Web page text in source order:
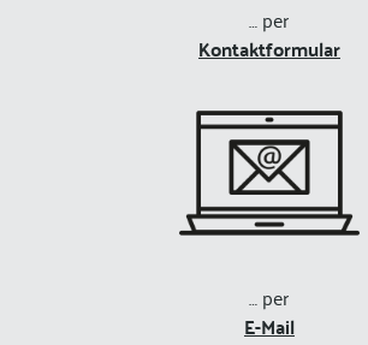
… per
Kontaktformular
… per
E-Mail